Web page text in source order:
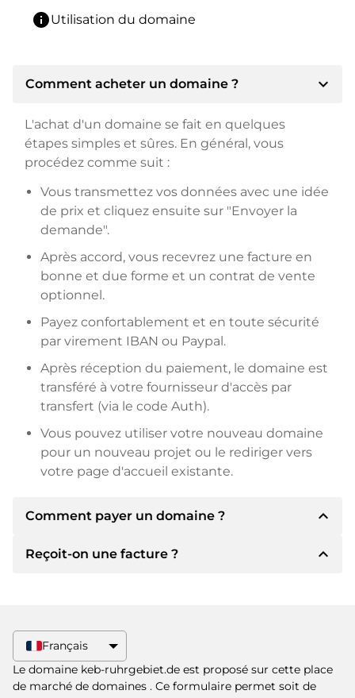
infoUtilisation du domaine
Comment acheter un domaine ? expand_more
L'achat d'un domaine se fait en quelques
étapes simples et sûres. En général, vous
procédez comme suit :
Vous transmettez vos données avec une idée
de prix et cliquez ensuite sur "Envoyer la
demande".
Après accord, vous recevrez une facture en
bonne et due forme et un contrat de vente
optionnel.
Payez confortablement et en toute sécurité
par virement IBAN ou Paypal.
Après réception du paiement, le domaine est
transféré à votre fournisseur d'accès par
transfert (via le code Auth).
Vous pouvez utiliser votre nouveau domaine
pour un nouveau projet ou le rediriger vers
votre page d'accueil existante.
Comment payer un domaine ? expand_less
Après un accord, le titulaire vous
proposera Paypal ou d'autres méthodes de
paiement.
Veuillez toujours mentionner le nom de
Reçoit-on une facture ? expand_less
élevé, vous recevrez également un contrat de
vente supplémentaire si vous le souhaitez.
Français
Le domaine keb-ruhrgebiet.de est proposé sur cette place
de marché de domaines . Ce formulaire permet soit de